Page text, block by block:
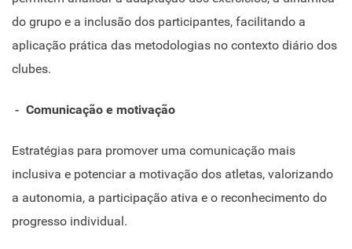
do grupo e a inclusão dos participantes, facilitando a
aplicação prática das metodologias no contexto diário dos
clubes.
Comunicação e motivação
Estratégias para promover uma comunicação mais
inclusiva e potenciar a motivação dos atletas, valorizando
a autonomia, a participação ativa e o reconhecimento do
progresso individual.